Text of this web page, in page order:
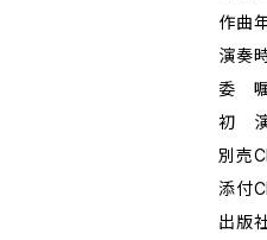
作曲
演奏
委 嘱
初 演
別売
添付
出版